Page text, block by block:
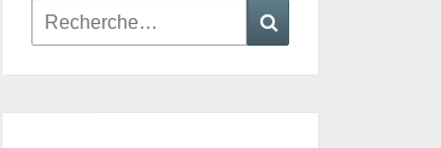
Rechercher :